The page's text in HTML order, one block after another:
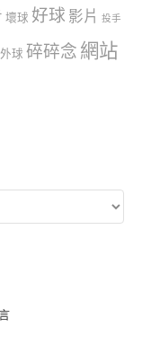
壞球 好球 影片 投手
球 碎碎念 網站